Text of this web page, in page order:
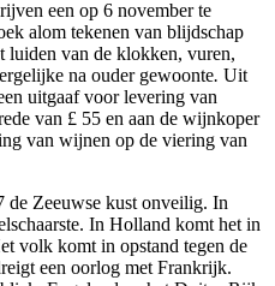
een op 6 november te
alom tekenen van blijdschap
luiden van de klokken, vuren,
na ouder gewoonte. Uit
uitgaaf voor levering van
van £ 55 en aan de wijnkoper
van wijnen op de viering van
de Zeeuwse kust onveilig. In
In Holland komt het in
volk komt in opstand tegen de
een oorlog met Frankrijk.